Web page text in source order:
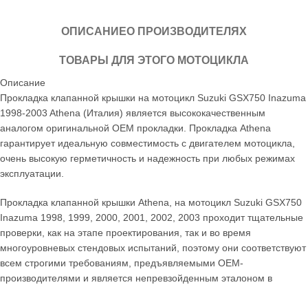
ОПИСАНИЕО ПРОИЗВОДИТЕЛЯХ
ТОВАРЫ ДЛЯ ЭТОГО МОТОЦИКЛА
Описание
Прокладка клапанной крышки на мотоцикл Suzuki GSX750 Inazuma
1998-2003 Athena (Италия) является высококачественным
аналогом оригинальной OEM прокладки. Прокладка Athena
гарантирует идеальную совместимость с двигателем мотоцикла,
очень высокую герметичность и надежность при любых режимах
эксплуатации.
Прокладка клапанной крышки Athena, на мотоцикл Suzuki GSX750
Inazuma 1998, 1999, 2000, 2001, 2002, 2003 проходит тщательные
проверки, как на этапе проектирования, так и во время
многоуровневых стендовых испытаний, поэтому они соответствуют
всем строгими требованиям, предъявляемыми OEM-
производителями и является непревзойденным эталоном в